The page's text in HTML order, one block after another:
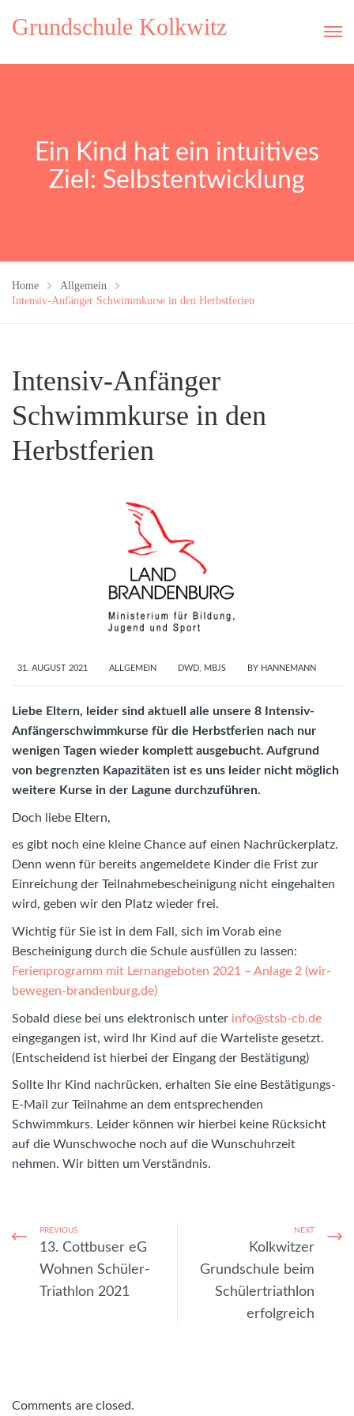
Grundschule Kolkwitz
Ein Kind hat ein intuitives
Ziel: Selbstentwicklung
Home
Allgemein
Intensiv-Anfänger Schwimmkurse in den Herbstferien
Intensiv-Anfänger
Schwimmkurse in den
Herbstferien
31. AUGUST 2021 ALLGEMEIN DWD, MBJS BY HANNEMANN
Liebe Eltern, leider sind aktuell alle unsere 8 Intensiv-
Anfängerschwimmkurse für die Herbstferien nach nur
wenigen Tagen wieder komplett ausgebucht. Aufgrund
von begrenzten Kapazitäten ist es uns leider nicht möglich
weitere Kurse in der Lagune durchzuführen.
Doch liebe Eltern,
es gibt noch eine kleine Chance auf einen Nachrückerplatz.
Denn wenn für bereits angemeldete Kinder die Frist zur
Einreichung der Teilnahmebescheinigung nicht eingehalten
wird, geben wir den Platz wieder frei.
Wichtig für Sie ist in dem Fall, sich im Vorab eine
Bescheinigung durch die Schule ausfüllen zu lassen:
Ferienprogramm mit Lernangeboten 2021 – Anlage 2 (wir-
bewegen-brandenburg.de)
Sobald diese bei uns elektronisch unter info@stsb-cb.de
eingegangen ist, wird Ihr Kind auf die Warteliste gesetzt.
(Entscheidend ist hierbei der Eingang der Bestätigung)
Sollte Ihr Kind nachrücken, erhalten Sie eine Bestätigungs-
E-Mail zur Teilnahme an dem entsprechenden
Schwimmkurs. Leider können wir hierbei keine Rücksicht
auf die Wunschwoche noch auf die Wunschuhrzeit
nehmen. Wir bitten um Verständnis.
PREVIOUS
13. Cottbuser eG
Wohnen Schüler-
Triathlon 2021
NEXT
Kolkwitzer
Grundschule beim
Schülertriathlon
erfolgreich
Comments are closed.